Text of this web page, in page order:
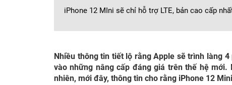
iPhone 12 MIni sẽ chỉ hỗ trợ LTE, bản cao cấp
Nhiều thông tin tiết lộ rằng Apple sẽ trình làng
vào những nâng cấp đáng giá trên thế hệ
nhiên, mới đây, thông tin cho rằng iPhone 12